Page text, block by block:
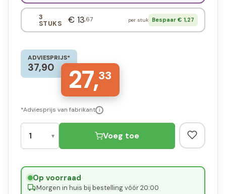
3
STUKS € 13,67 per stuk Bespaar € 1,27
ADVIESPRIJS*
37,90 27,33
*Adviesprijs van fabrikant i
Voeg toe
Op voorraad·
Morgen in huis bij bestelling vóór 20:00